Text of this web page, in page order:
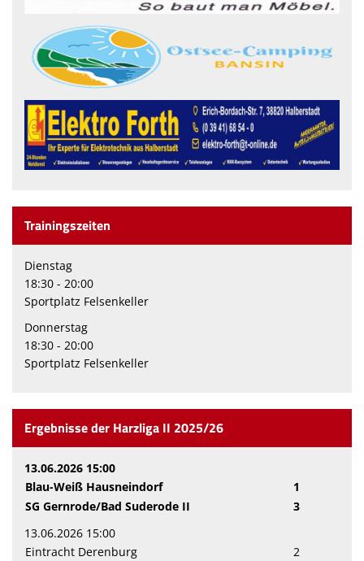
Trainingszeiten
Dienstag
18:30 - 20:00
Sportplatz Felsenkeller
Donnerstag
18:30 - 20:00
Sportplatz Felsenkeller
Ergebnisse der Harzliga II 2025/26
13.06.2026 15:00
Blau-Weiß Hausneindorf
1
SG Gernrode/Bad Suderode II
3
13.06.2026 15:00
Eintracht Derenburg
2